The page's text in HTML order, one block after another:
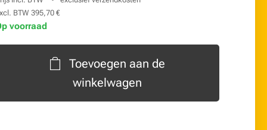
BTW 395,70 €
voorraad
Toevoegen aan de
winkelwagen